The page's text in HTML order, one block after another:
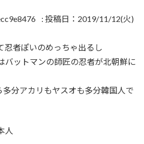
: 投稿日：2019/11/12(火)
忍者ぽいのめっちゃ出るし
バットマンの師匠の忍者が北朝鮮に
多分アカリもヤスオも多分韓国人で
人